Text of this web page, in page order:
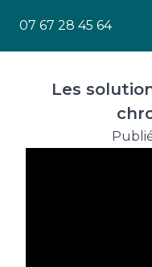
07 67 28 45 64
Les